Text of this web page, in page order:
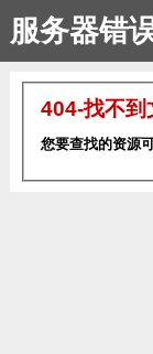
服务器错
404-找不到
您要查找的资源